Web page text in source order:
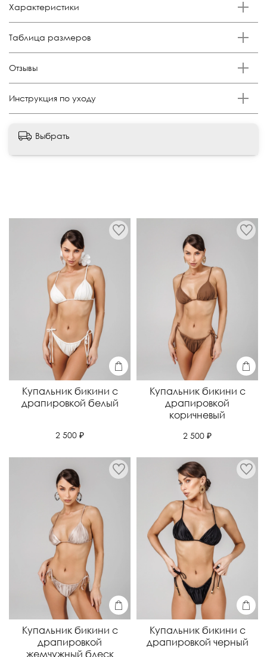
Характеристики
Anutina
80% полиамид 20% эластан
Белый драп
Таблица размеров
Отзывы
Инструкция по уходу
Ручная стирка при t° до 30°.
Использовать мягкие средства для деликатных
Сушить на плоскости, слегка отжать
руками.
Выбрать
Купальник бикини с
драпировкой белый
2 500 ₽
Купальник бикини с
драпировкой
коричневый
2 500 ₽
Купальник бикини с
драпировкой
жемчужный блеск
Купальник бикини с
драпировкой черный